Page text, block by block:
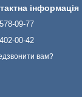
інформація
09-77
00-42
вам?